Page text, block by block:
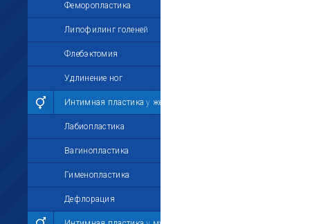
Феморопластика
Липофилинг голеней
Флебэктомия
Удлинение ног
Интимная пластика у женщин
Лабиопластика
Вагинопластика
Гименопластика
Дефлорация